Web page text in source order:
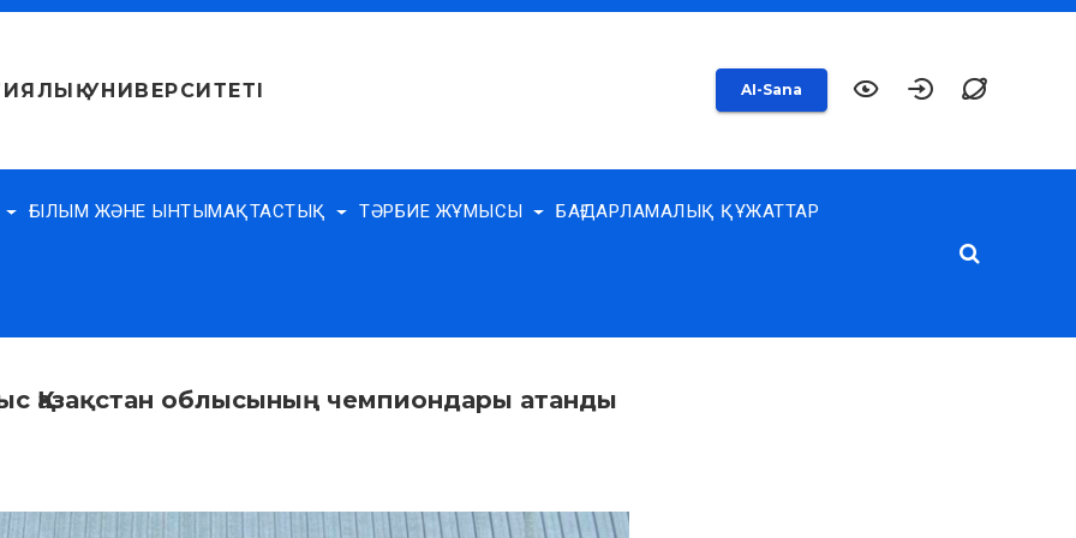
УНИВЕРСИТЕТІ
AI-Sana
ҒЫЛЫМ ЖӘНЕ ЫНТЫМАҚТАСТЫҚ ТӘРБИЕ ЖҰМЫСЫ БАҒДАРЛАМАЛЫҚ ҚҰЖАТТАР
Қазақстан облысының чемпиондары атанды